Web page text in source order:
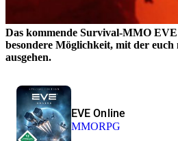
Das kommende Survival-MMO
besondere Möglichkeit, mit der
ausgehen.
EVE Online
MMORPG